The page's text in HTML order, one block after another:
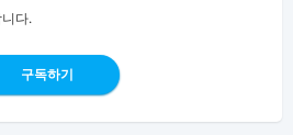
다.
구독하기